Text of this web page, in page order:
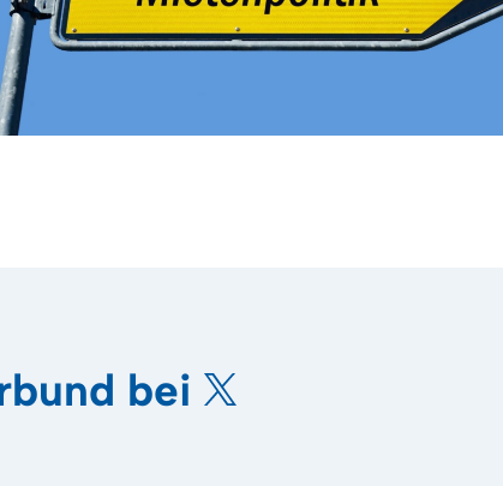
bei